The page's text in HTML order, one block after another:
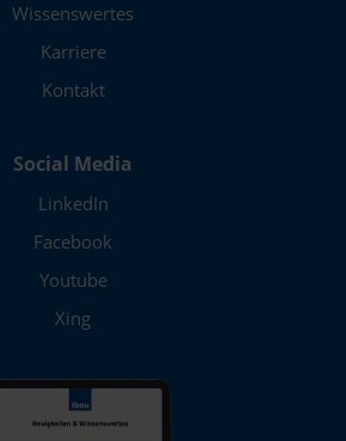
Wissenswertes
Karriere
Kontakt
Social Media
LinkedIn
Facebook
Youtube
Xing